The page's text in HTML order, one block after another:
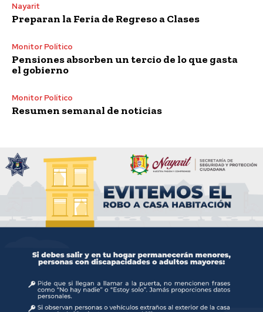
Nayarit
Preparan la Feria de Regreso a Clases
Monitor Político
Pensiones absorben un tercio de lo que gasta
el gobierno
Monitor Político
Resumen semanal de noticias